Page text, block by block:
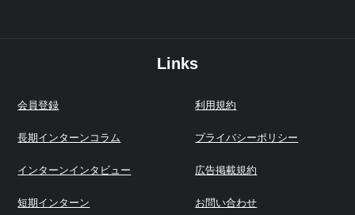
Links
会員登録
長期インターンコラム
インターンインタビュー
短期インターン
利用規約
プライバシーポリシー
広告掲載規約
お問い合わせ